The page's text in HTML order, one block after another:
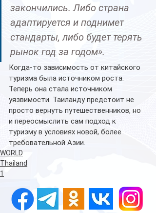
закончились. Либо страна
адаптируется и поднимет
стандарты, либо будет терять
рынок год за годом».
Когда-то зависимость от китайского
туризма была источником роста.
Теперь она стала источником
уязвимости. Таиланду предстоит не
просто вернуть путешественников, но
и переосмыслить сам подход к
туризму в условиях новой, более
требовательной Азии.
WORLD
Thailand
1